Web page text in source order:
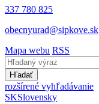
337 780 825
obecnyurad@sipkove.sk
Mapa webu RSS
Hľadať
rozšírené vyhľadávanie
SKSlovensky